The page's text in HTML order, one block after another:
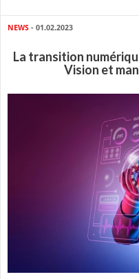
NEWS - 01.02.2023
La transition
Vision et